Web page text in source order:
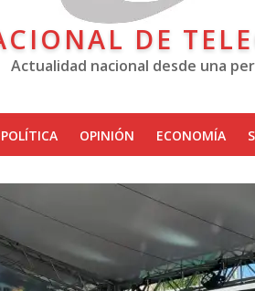
DE
Actualidad nacional desde una
POLÍTICA OPINIÓN ECONOMÍA